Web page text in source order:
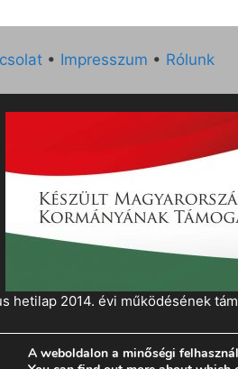
• Impresszum • Rólunk
hetilap 2014. évi működésének
Ember• KészültGeneratePress
A weboldalon a minőségi